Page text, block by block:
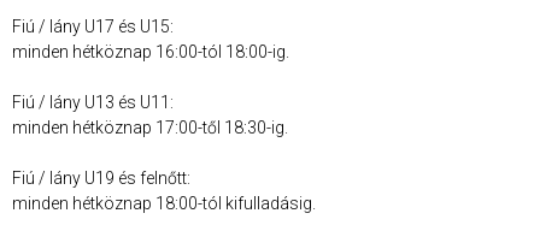
Fiú / lány U17 és U15:
minden hétköznap 16:00-tól 18:00-ig.
Fiú / lány U13 és U11:
minden hétköznap 17:00-től 18:30-ig.
Fiú / lány U19 és felnőtt:
minden hétköznap 18:00-tól kifulladásig.